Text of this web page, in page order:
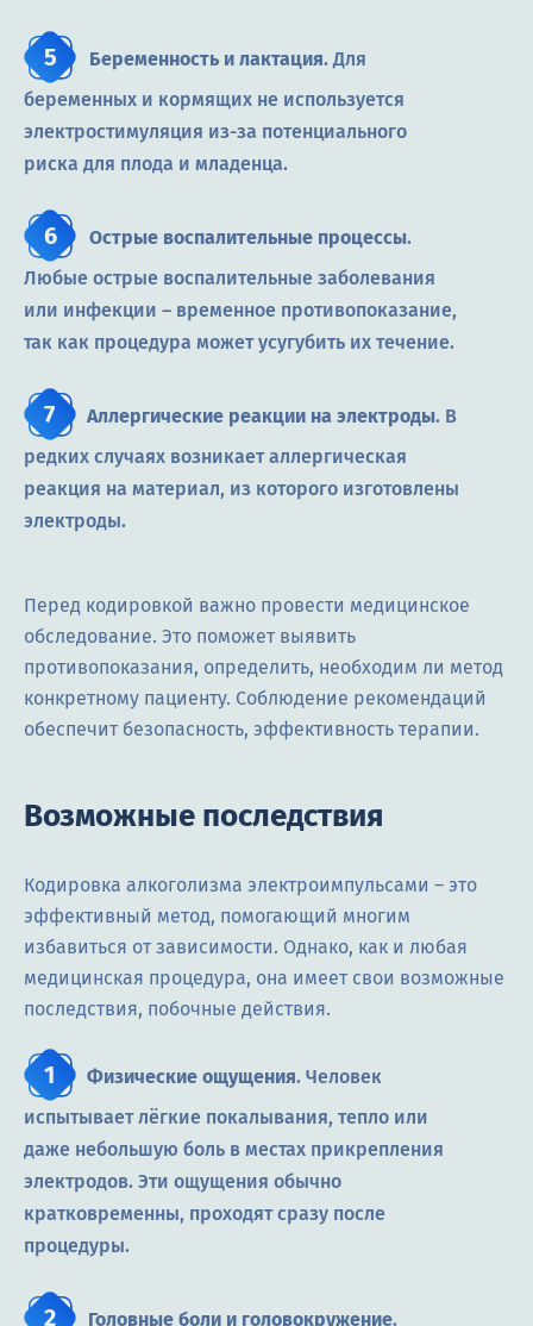
Беременность и лактация. Для
беременных и кормящих не используется
электростимуляция из-за потенциального
риска для плода и младенца.
Острые воспалительные процессы.
Любые острые воспалительные заболевания
или инфекции ― временное противопоказание,
так как процедура может усугубить их течение.
Аллергические реакции на электроды. В
редких случаях возникает аллергическая
реакция на материал, из которого изготовлены
электроды.
Перед кодировкой важно провести медицинское
обследование. Это поможет выявить
противопоказания, определить, необходим ли метод
конкретному пациенту. Соблюдение рекомендаций
обеспечит безопасность, эффективность терапии.
Возможные последствия
Кодировка алкоголизма электроимпульсами – это
эффективный метод, помогающий многим
избавиться от зависимости. Однако, как и любая
медицинская процедура, она имеет свои возможные
последствия, побочные действия.
Физические ощущения. Человек
испытывает лёгкие покалывания, тепло или
даже небольшую боль в местах прикрепления
электродов. Эти ощущения обычно
кратковременны, проходят сразу после
процедуры.
Головные боли и головокружение.